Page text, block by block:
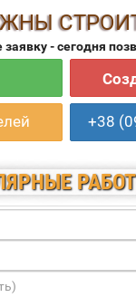
заявку - сегодня
+38